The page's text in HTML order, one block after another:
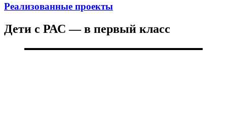
Реализованные проекты
Дети с РАС — в первый класс